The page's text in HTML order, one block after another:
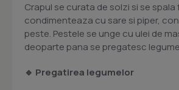
Crapul se curata de solzi si se spala
condimenteaza cu sare si piper,
peste. Pestele se unge cu ulei de
deoparte pana se pregatesc
🔹 Pregatirea legumelor